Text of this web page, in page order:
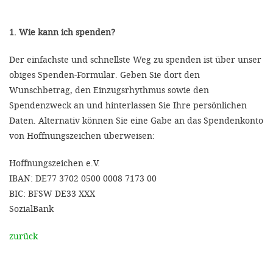
1. Wie kann ich spenden?
Der einfachste und schnellste Weg zu spenden ist über unser
obiges Spenden-Formular. Geben Sie dort den
Wunschbetrag, den Einzugsrhythmus sowie den
Spendenzweck an und hinterlassen Sie Ihre persönlichen
Daten. Alternativ können Sie eine Gabe an das Spendenkonto
von Hoffnungszeichen überweisen:
Hoffnungszeichen e.V.
IBAN: DE77 3702 0500 0008 7173 00
BIC: BFSW DE33 XXX
SozialBank
zurück